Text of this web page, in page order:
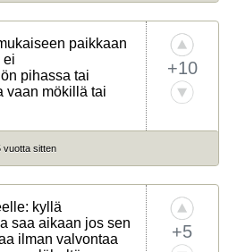
paikkaan
ei
pihassa tai
vaan mökillä tai
+10
vuotta sitten
kyllä
saa aikaan jos sen
ilman valvontaa
+5